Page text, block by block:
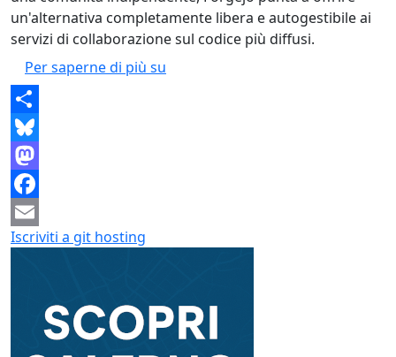
un'alternativa completamente libera e autogestibile ai
servizi di collaborazione sul codice più diffusi.
Per saperne di più su
Share
Bluesky
Mastodon
Facebook
Email
Iscriviti a git hosting